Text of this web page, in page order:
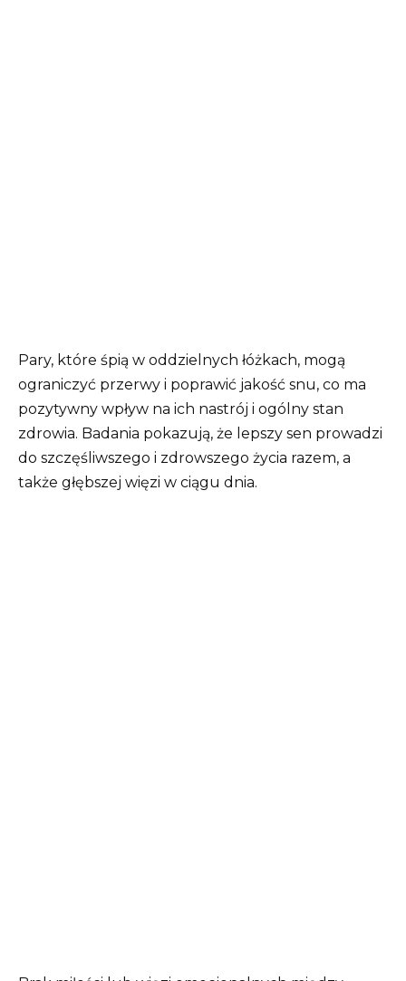
Pary, które śpią w oddzielnych łóżkach, mogą
ograniczyć przerwy i poprawić jakość snu, co ma
pozytywny wpływ na ich nastrój i ogólny stan
zdrowia. Badania pokazują, że lepszy sen prowadzi
do szczęśliwszego i zdrowszego życia razem, a
także głębszej więzi w ciągu dnia.